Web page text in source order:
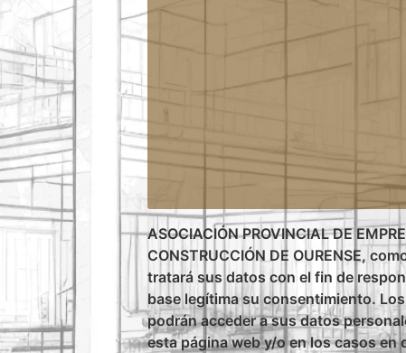
ASOCIACIÓN PROVINCIAL DE
CONSTRUCCIÓN DE OURENSE,
tratará sus datos con el fin de
base legítima su consentimiento.
podrán acceder a sus datos
esta página web y/o en los casos en